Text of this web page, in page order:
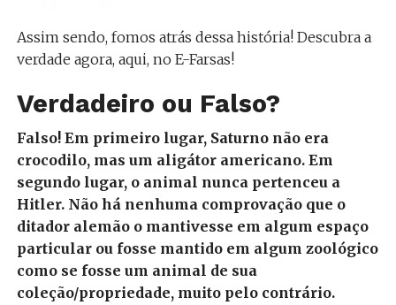
Assim sendo, fomos atrás dessa história! Descubra a
verdade agora, aqui, no E-Farsas!
Verdadeiro ou Falso?
Falso! Em primeiro lugar, Saturno não era
crocodilo, mas um aligátor americano. Em
segundo lugar, o animal nunca pertenceu a
Hitler. Não há nenhuma comprovação que o
ditador alemão o mantivesse em algum espaço
particular ou fosse mantido em algum zoológico
como se fosse um animal de sua
coleção/propriedade, muito pelo contrário.